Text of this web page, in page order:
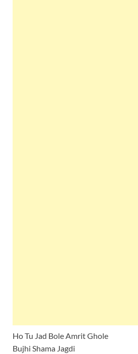
Ho Tu Jad Bole Amrit Ghole
Bujhi Shama Jagdi